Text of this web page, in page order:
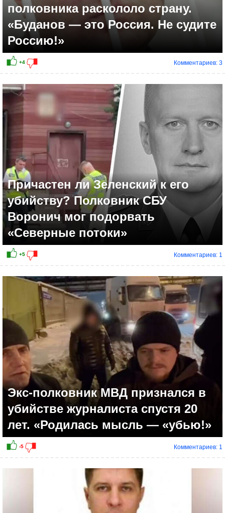
полковника раскололо страну.
«Буданов — это Россия. Не судите
Россию!»
Комментариев: 3
Причастен ли Зеленский к его
убийству? Полковник СБУ
Воронич мог подорвать
«Северные потоки»
Комментариев: 1
Экс-полковник МВД признался в
убийстве журналиста спустя 20
лет. «Родилась мысль — «убью!»
Комментариев: 1